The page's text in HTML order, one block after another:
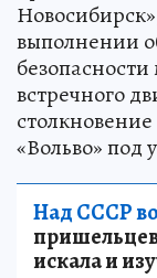
выполнении
встречного
«Вольво» под
Над СССР
искала и